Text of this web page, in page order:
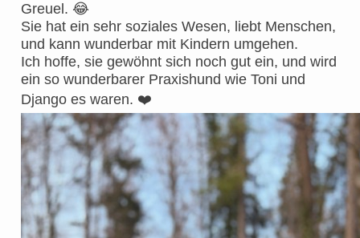
Greuel. 😂
Sie hat ein sehr soziales Wesen, liebt Menschen,
und kann wunderbar mit Kindern umgehen.
Ich hoffe, sie gewöhnt sich noch gut ein, und wird
ein so wunderbarer Praxishund wie Toni und
Django es waren. ❤️